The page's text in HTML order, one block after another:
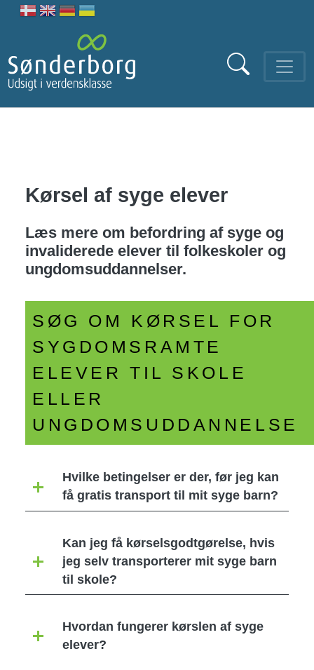
Kørsel af syge elever
Læs mere om befordring af syge og
invaliderede elever til folkeskoler og
ungdomsuddannelser.
SØG OM KØRSEL FOR
SYGDOMSRAMTE
ELEVER TIL SKOLE
ELLER
UNGDOMSUDDANNELSE
Hvilke betingelser er der, før jeg kan
få gratis transport til mit syge barn?
Kan jeg få kørselsgodtgørelse, hvis
jeg selv transporterer mit syge barn
til skole?
Hvordan fungerer kørslen af syge
elever?